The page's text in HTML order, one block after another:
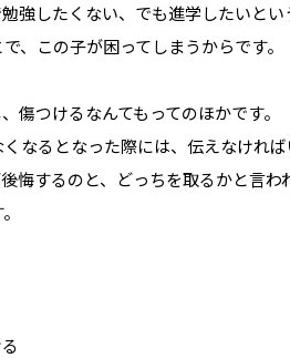
強したくない、でも進学したいと
、この子が困ってしまうからです。
傷つけるなんてもってのほかです。
なるとなった際には、伝えなけれ
悔するのと、どっちを取るかと言わ